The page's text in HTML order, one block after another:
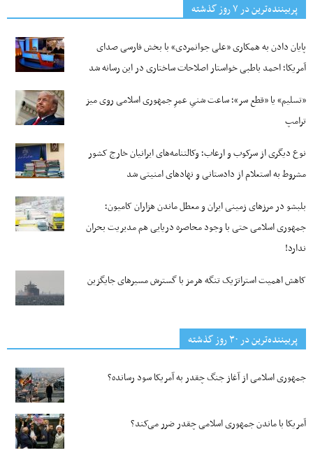
پربیننده‌ترین‌ در ۷ روز گذشته
پایان دادن به همکاری «علی جوانمردی» با بخش فارسی صدای
آمریکا؛ احمد باطبی خواستار اصلاحات ساختاری در این رسانه شد
«تسلیم» یا «قطع سر»؛ ساعت شنیِ عمرِ جمهوری اسلامی روی میز
ترامپ
نوع دیگری از سرکوب و ارعاب؛ وکالتنامه‌های ایرانیان خارج کشور
مشروط به استعلام از دادستانی و نهادهای امنیتی شد
بلبشو در مرزهای زمینی ایران و معطل ماندن هزاران کامیون؛
جمهوری اسلامی حتی با وجود محاصره دریایی هم مدیریت بحران
ندارد!
کاهش اهمیت استراتژیک تنگه‌ هرمز با گسترش مسیرهای جایگزین
پربیننده‌ترین‌ در ۳۰ روز گذشته
جمهوری اسلامی از آغاز جنگ چقدر به آمریکا سود رسانده؟
آمریکا با ماندن جمهوری اسلامی چقدر ضرر می‌کند؟